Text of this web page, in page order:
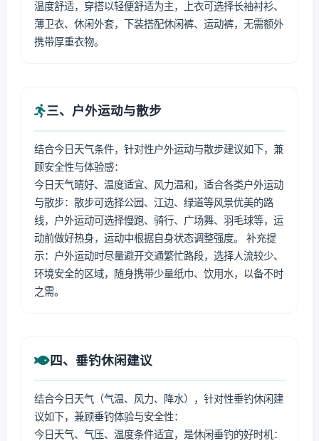
温度舒适，穿搭以轻便舒适为主，上衣可选择长袖衬衫、
薄卫衣、休闲外套，下装搭配休闲裤、运动裤，无需额外
携带厚重衣物。
三、户外运动与散步
结合今日天气条件，针对性户外运动与散步建议如下，兼
顾安全性与体验感：
今日天气晴好、温度适宜、风力温和，适合各类户外运动
与散步：散步可选择公园、江边、绿道等风景优美的路
线，户外运动可选择慢跑、骑行、广场舞、羽毛球等，运
动前做好热身，运动中根据自身状态调整强度。 补充提
示：户外运动时尽量避开交通繁忙路段，选择人流较少、
环境安全的区域，随身携带少量纸巾、饮用水，以备不时
之需。
四、垂钓休闲建议
结合今日天气（气温、风力、降水），针对性垂钓休闲建
议如下，兼顾垂钓体验与安全性：
今日天气、气压、温度条件适宜，是休闲垂钓的好时机：